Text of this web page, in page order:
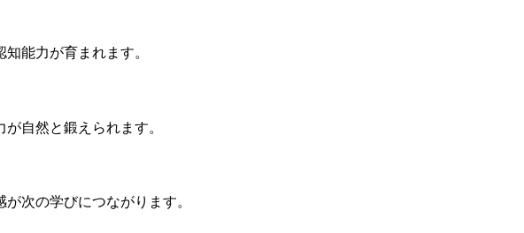
能力が育まれます。
自然と鍛えられます。
次の学びにつながります。